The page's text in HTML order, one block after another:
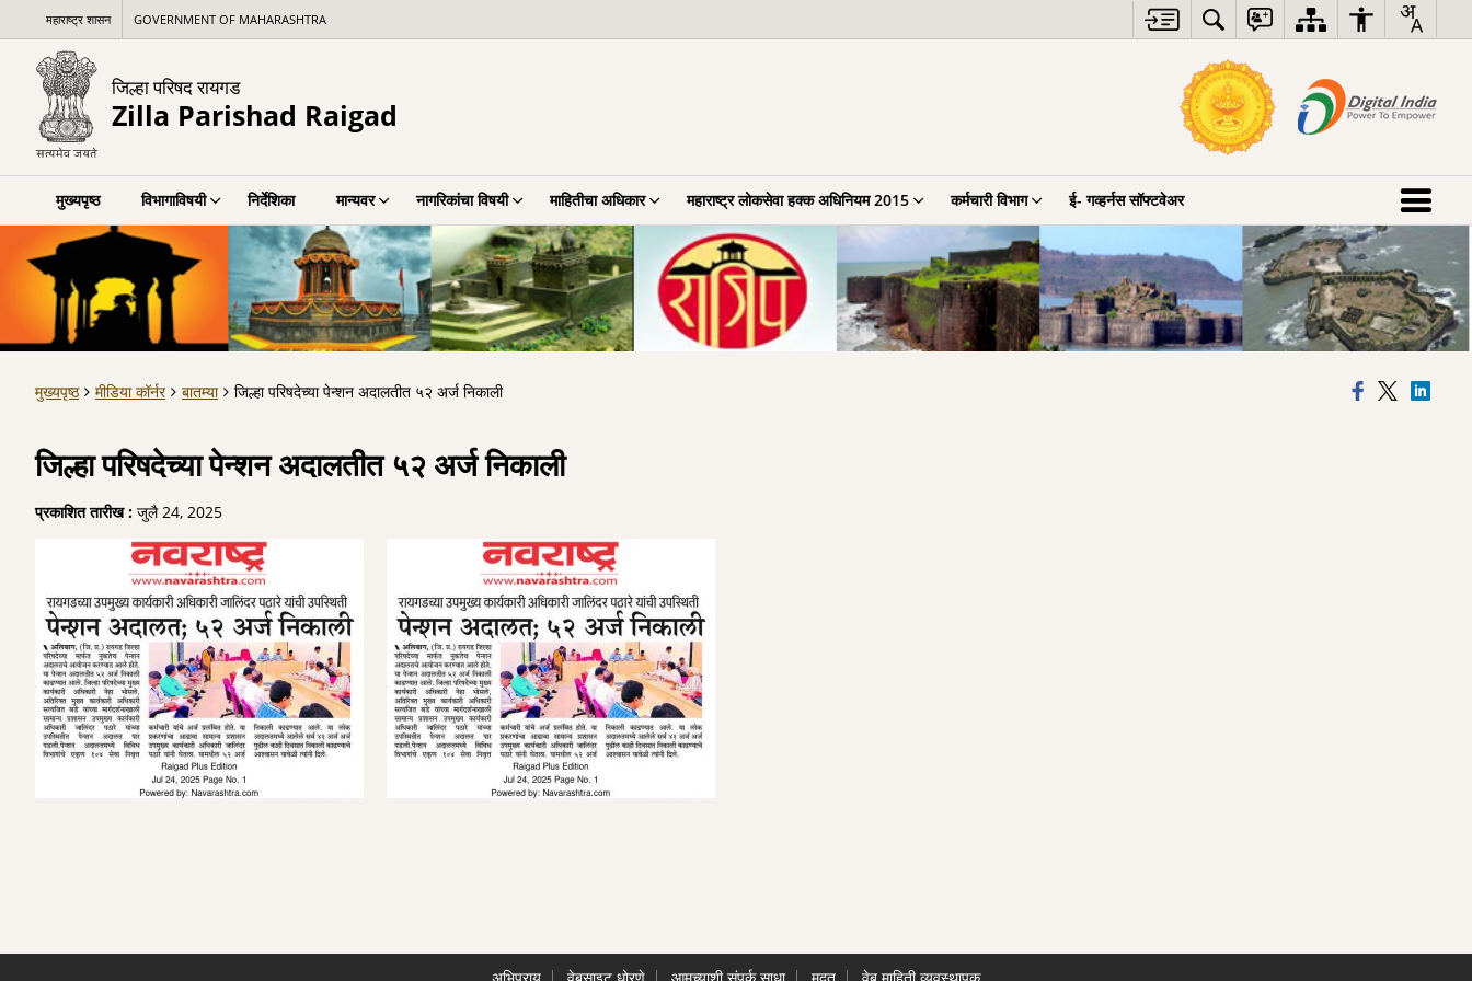
महाराष्ट्र शासन GOVERNMENT OF MAHARASHTRA
जिल्हा परिषद रायगड
Zilla Parishad Raigad
मुख्यपृष्ठ विभागाविषयी निर्देशिका मान्यवर नागरिकांचा विषयी माहितीचा अधिकार महाराष्ट्र लोकसेवा हक्क अधिनियम 2015 कर्मचारी विभाग ई- गव्हर्नस सॉफ्टवेअर
मुख्यपृष्ठ मीडिया कॉर्नर बातम्या जिल्हा परिषदेच्या पेन्शन अदालतीत ५२ अर्ज निकाली
जिल्हा परिषदेच्या पेन्शन अदालतीत ५२ अर्ज निकाली
प्रकाशित तारीख : जुलै 24, 2025